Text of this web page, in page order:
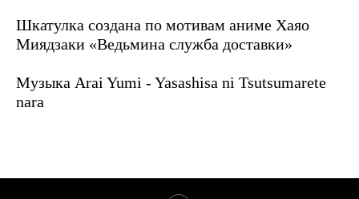
Шкатулка создана по мотивам аниме Хаяо
Миядзаки «Ведьмина служба доставки»
Музыка Arai Yumi - Yasashisa ni Tsutsumarete
nara